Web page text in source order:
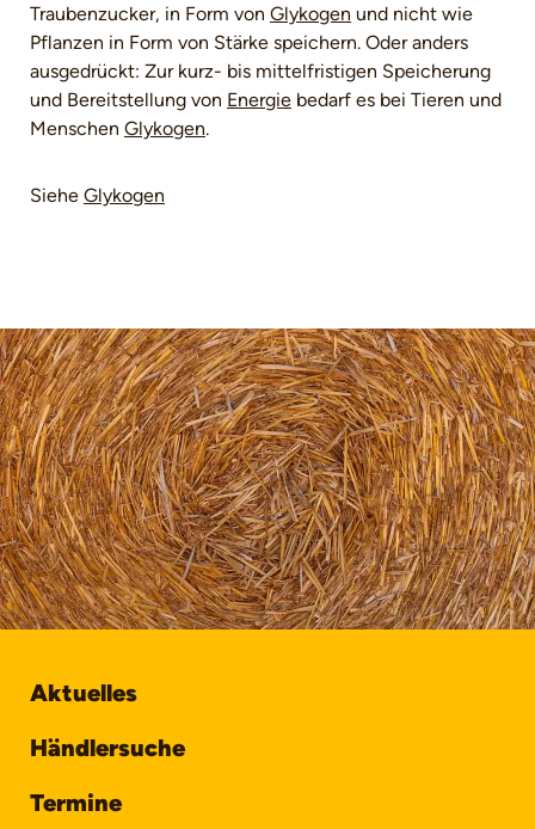
Traubenzucker, in Form von Glykogen und nicht wie
Pflanzen in Form von Stärke speichern. Oder anders
ausgedrückt: Zur kurz- bis mittelfristigen Speicherung
und Bereitstellung von Energie bedarf es bei Tieren und
Menschen Glykogen.
Siehe Glykogen
Aktuelles
Händlersuche
Termine